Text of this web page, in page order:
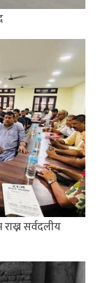
सर्वदलीय